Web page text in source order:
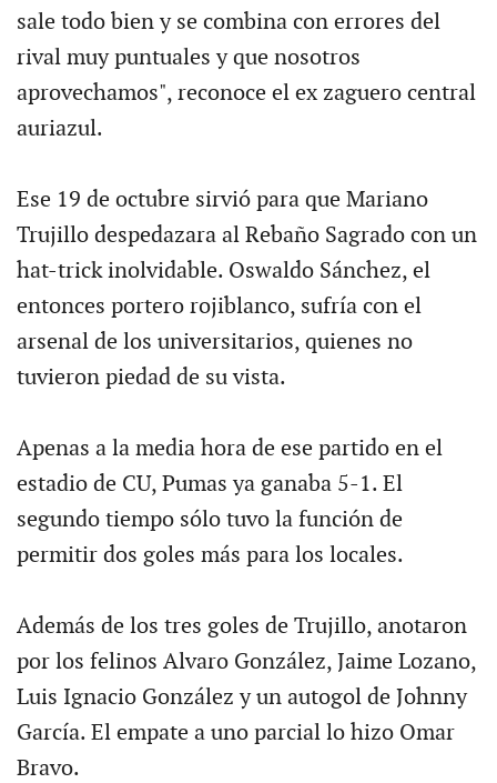
sale todo bien y se combina con errores del
rival muy puntuales y que nosotros
aprovechamos", reconoce el ex zaguero central
auriazul.
Ese 19 de octubre sirvió para que Mariano
Trujillo despedazara al Rebaño Sagrado con un
hat-trick inolvidable. Oswaldo Sánchez, el
entonces portero rojiblanco, sufría con el
arsenal de los universitarios, quienes no
tuvieron piedad de su vista.
Apenas a la media hora de ese partido en el
estadio de CU, Pumas ya ganaba 5-1. El
segundo tiempo sólo tuvo la función de
permitir dos goles más para los locales.
Además de los tres goles de Trujillo, anotaron
por los felinos Alvaro González, Jaime Lozano,
Luis Ignacio González y un autogol de Johnny
García. El empate a uno parcial lo hizo Omar
Bravo.